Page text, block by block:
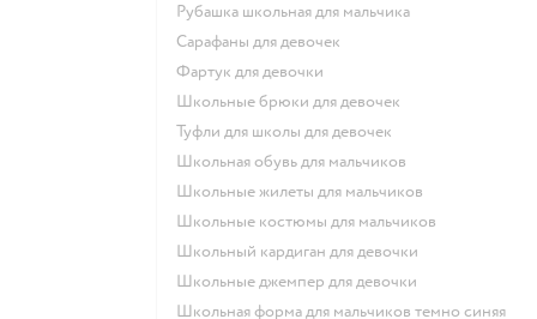
Рубашка школьная для мальчика
Сарафаны для девочек
Фартук для девочки
Школьные брюки для девочек
Туфли для школы для девочек
Школьная обувь для мальчиков
Школьные жилеты для мальчиков
Школьные костюмы для мальчиков
Школьный кардиган для девочки
Школьные джемпер для девочки
Школьная форма для мальчиков темно синяя